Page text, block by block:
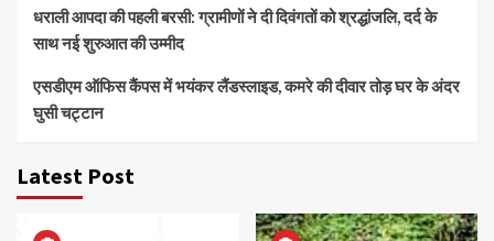
धराली आपदा की पहली बरसी: ग्रामीणों ने दी दिवंगतों को श्रद्धांजलि, दर्द के
साथ नई शुरुआत की उम्मीद
एसडीएम ऑफिस कैंपस में भयंकर लैंडस्लाइड, कमरे की दीवार तोड़ घर के अंदर
घुसी चट्टान
Latest Post